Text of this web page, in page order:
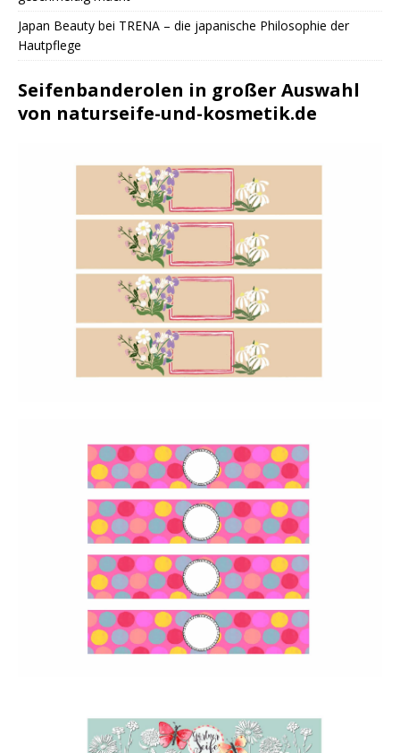
Japan Beauty bei TRENA – die japanische Philosophie der
Hautpflege
Seifenbanderolen in großer Auswahl
von naturseife-und-kosmetik.de